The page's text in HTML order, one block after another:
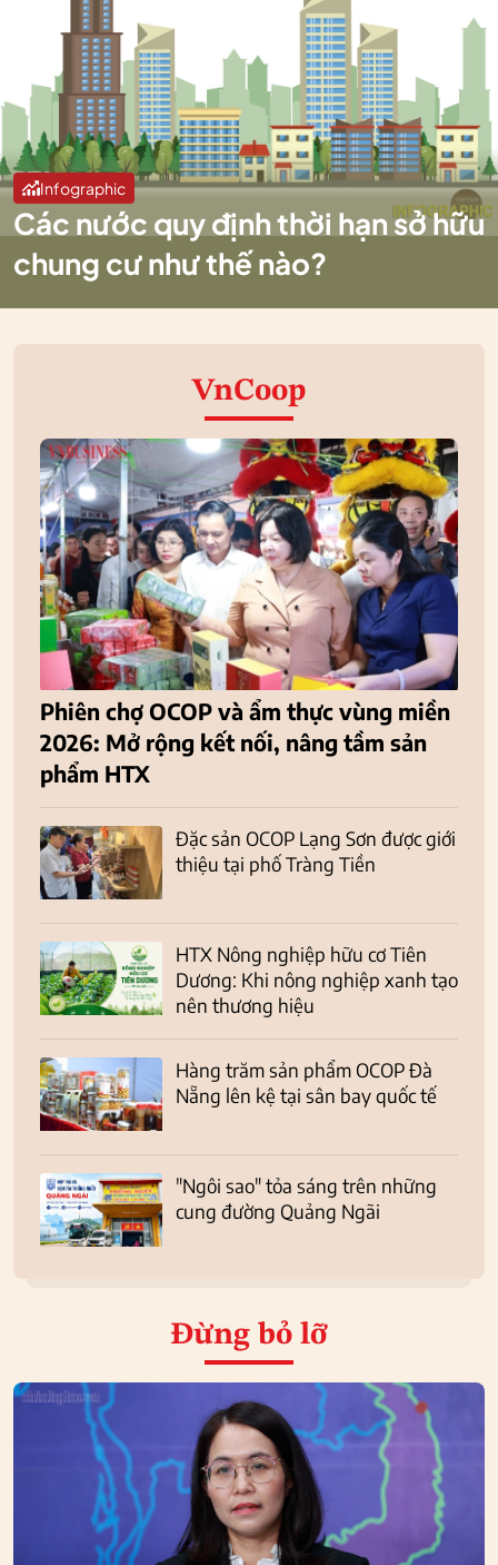
Infographic
Các nước quy định thời hạn sở hữu
chung cư như thế nào?
VnCoop
Phiên chợ OCOP và ẩm thực vùng miền
2026: Mở rộng kết nối, nâng tầm sản
phẩm HTX
Đặc sản OCOP Lạng Sơn được giới
thiệu tại phố Tràng Tiền
HTX Nông nghiệp hữu cơ Tiên
Dương: Khi nông nghiệp xanh tạo
nên thương hiệu
Hàng trăm sản phẩm OCOP Đà
Nẵng lên kệ tại sân bay quốc tế
"Ngôi sao" tỏa sáng trên những
cung đường Quảng Ngãi
Đừng bỏ lỡ